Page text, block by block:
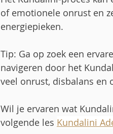
of emotionele onrust en
energiepieken.
Tip: Ga op zoek een
navigeren door het
veel onrust, disbalans en
Wil je ervaren wat
volgende les Kundalini